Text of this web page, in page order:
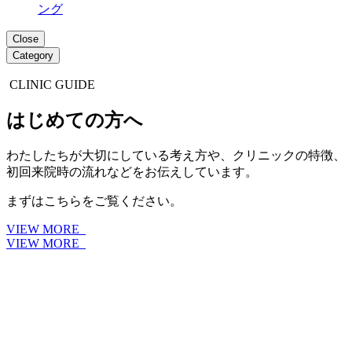
ング
Close
Category
CLINIC GUIDE
はじめての方へ
わたしたちが大切にしている考え方や、クリニックの特徴、
初回来院時の流れなどをお伝えしています。
まずはこちらをご覧ください。
VIEW MORE
VIEW MORE